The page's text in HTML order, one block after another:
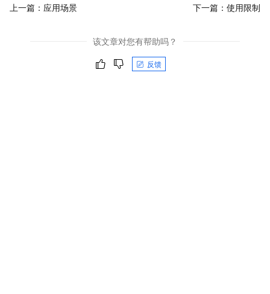
上一篇： 应用场景 下一篇： 使用限制
该文章对您有帮助吗？
反馈